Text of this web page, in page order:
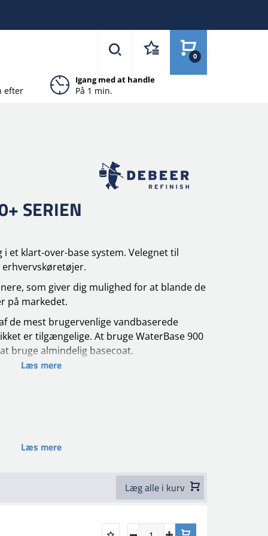
0
efter
Igang med at handle
På 1 min.
SERIEN
i et klart-over-base system. Velegnet til
som giver dig mulighed for at blande de
på markedet.
de mest brugervenlige vandbaserede
er tilgængelige. At bruge WaterBase 900
bruge almindelig basecoat.
tonere (herunder perle-, metallic- og
900 serien holdt simpel.
og hærdere leverer dette system
beskeden pris.
og affedtede, primede dele af rent stål,
Korrekt slebne GRP'er, OEM primere
10-20% fortynder.
Affedt og tør. Slib overfladen med P400
Læs mere
Læs mere
Læg alle i kurv